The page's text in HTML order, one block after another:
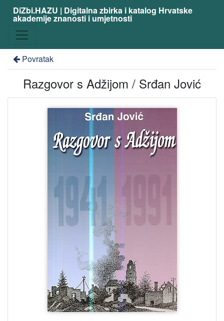
DiZbi.HAZU | Digitalna zbirka i katalog Hrvatske
akademije znanosti i umjetnosti
Povratak
Razgovor s Adžijom / Srđan Jović